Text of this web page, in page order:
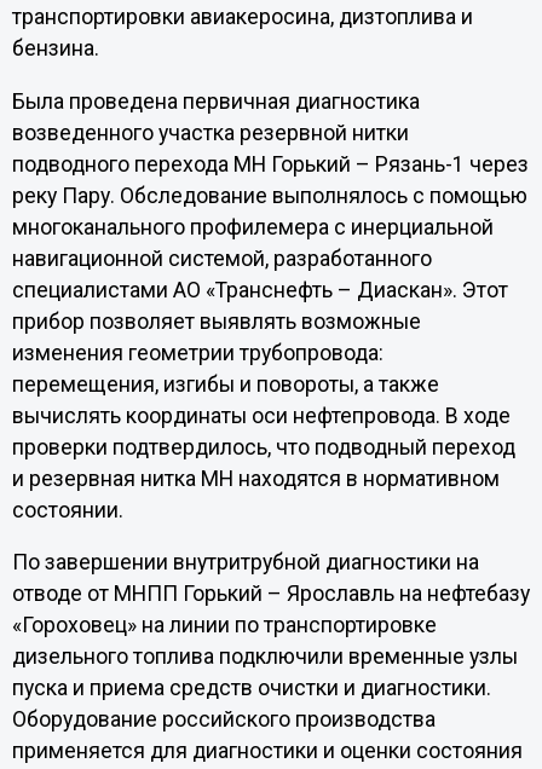
транспортировки авиакеросина, дизтоплива и
бензина.
Была проведена первичная диагностика
возведенного участка резервной нитки
подводного перехода МН Горький – Рязань-1 через
реку Пару. Обследование выполнялось с помощью
многоканального профилемера с инерциальной
навигационной системой, разработанного
специалистами АО «Транснефть – Диаскан». Этот
прибор позволяет выявлять возможные
изменения геометрии трубопровода:
перемещения, изгибы и повороты, а также
вычислять координаты оси нефтепровода. В ходе
проверки подтвердилось, что подводный переход
и резервная нитка МН находятся в нормативном
состоянии.
По завершении внутритрубной диагностики на
отводе от МНПП Горький – Ярославль на нефтебазу
«Гороховец» на линии по транспортировке
дизельного топлива подключили временные узлы
пуска и приема средств очистки и диагностики.
Оборудование российского производства
применяется для диагностики и оценки состояния